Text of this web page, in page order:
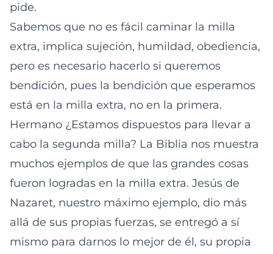
pide.
Sabemos que no es fácil caminar la milla
extra, implica sujeción, humildad, obediencia,
pero es necesario hacerlo si queremos
bendición, pues la bendición que esperamos
está en la milla extra, no en la primera.
Hermano ¿Estamos dispuestos para llevar a
cabo la segunda milla? La Biblia nos muestra
muchos ejemplos de que las grandes cosas
fueron logradas en la milla extra. Jesús de
Nazaret, nuestro máximo ejemplo, dio más
allá de sus propias fuerzas, se entregó a sí
mismo para darnos lo mejor de él, su propia